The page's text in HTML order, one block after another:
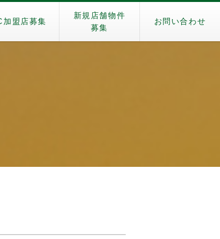
加盟店募集
新規店舗物件
募集
お問い合わせ